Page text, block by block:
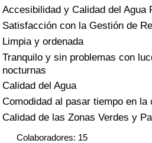
Accesibilidad y Calidad del Agua
Satisfacción con la Gestión de
Limpia y ordenada
Tranquilo y sin problemas con
nocturnas
Calidad del Agua
Comodidad al pasar tiempo en la
Calidad de las Zonas Verdes y
Colaboradores: 15
Índice de Sanidad (Actual)
Índice de Sanidad
Índice de Sanidad por País
Contaminación
Índice de Contaminación